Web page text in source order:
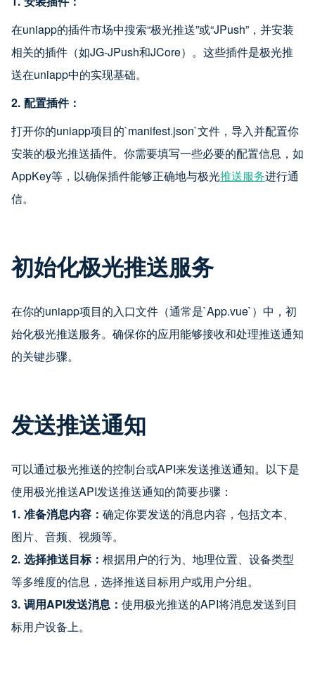
在uniapp的插件市场中搜索“极光推送”或“JPush”，并安装
相关的插件（如JG-JPush和JCore）。这些插件是极光推
送在uniapp中的实现基础。
2. 配置插件：
打开你的uniapp项目的`manifest.json`文件，导入并配置你
安装的极光推送插件。你需要填写一些必要的配置信息，如
AppKey等，以确保插件能够正确地与极光推送服务进行通
信。
初始化极光推送服务
在你的uniapp项目的入口文件（通常是`App.vue`）中，初
始化极光推送服务。确保你的应用能够接收和处理推送通知
的关键步骤。
发送推送通知
可以通过极光推送的控制台或API来发送推送通知。以下是
使用极光推送API发送推送通知的简要步骤：
1. 准备消息内容： 确定你要发送的消息内容，包括文本、
图片、音频、视频等。
2. 选择推送目标： 根据用户的行为、地理位置、设备类型
等多维度的信息，选择推送目标用户或用户分组。
3. 调用API发送消息： 使用极光推送的API将消息发送到目
标用户设备上。